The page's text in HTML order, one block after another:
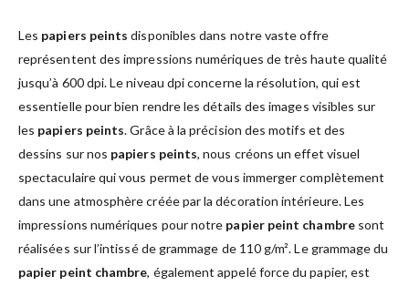
Les papiers peints disponibles dans notre vaste offre
représentent des impressions numériques de très haute qualité
jusqu’à 600 dpi. Le niveau dpi concerne la résolution, qui est
essentielle pour bien rendre les détails des images visibles sur
les papiers peints. Grâce à la précision des motifs et des
dessins sur nos papiers peints, nous créons un effet visuel
spectaculaire qui vous permet de vous immerger complètement
dans une atmosphère créée par la décoration intérieure. Les
impressions numériques pour notre papier peint chambresont
réalisées sur l’intissé de grammage de 110 g/m². Le grammage du
papier peint chambre, également appelé force du papier, est